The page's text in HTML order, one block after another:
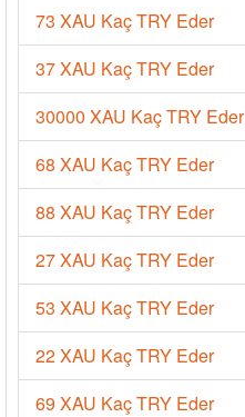
73 XAU Kaç TRY Eder
37 XAU Kaç TRY Eder
30000 XAU Kaç TRY Eder
68 XAU Kaç TRY Eder
88 XAU Kaç TRY Eder
27 XAU Kaç TRY Eder
53 XAU Kaç TRY Eder
22 XAU Kaç TRY Eder
69 XAU Kaç TRY Eder